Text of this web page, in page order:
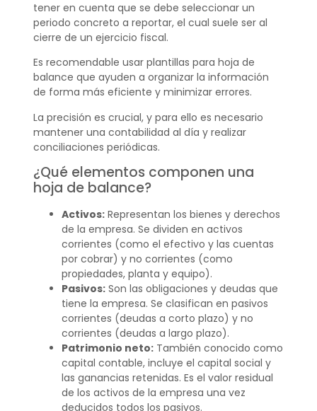
tener en cuenta que se debe seleccionar un
periodo concreto a reportar, el cual suele ser al
cierre de un ejercicio fiscal.
Es recomendable usar plantillas para hoja de
balance que ayuden a organizar la información
de forma más eficiente y minimizar errores.
La precisión es crucial, y para ello es necesario
mantener una contabilidad al día y realizar
conciliaciones periódicas.
¿Qué elementos componen una
hoja de balance?
Activos:Representan los bienes y derechos
de la empresa. Se dividen en activos
corrientes (como el efectivo y las cuentas
por cobrar) y no corrientes (como
propiedades, planta y equipo).
Pasivos:Son las obligaciones y deudas que
tiene la empresa. Se clasifican en pasivos
corrientes (deudas a corto plazo) y no
corrientes (deudas a largo plazo).
Patrimonio neto:También conocido como
capital contable, incluye el capital social y
las ganancias retenidas. Es el valor residual
de los activos de la empresa una vez
deducidos todos los pasivos.